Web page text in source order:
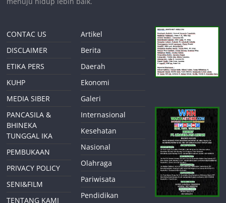
CONTAC US
DISCLAIMER
ETIKA PERS
KUHP
MEDIA SIBER
PANCASILA &
BHINEKA
TUNGGAL IKA
PEMBUKAAN
PRIVACY POLICY
SENI&FILM
TENTANG KAMI
Artikel
Berita
Daerah
Ekonomi
Galeri
Internasional
Kesehatan
Nasional
Olahraga
Pariwisata
Pendidikan